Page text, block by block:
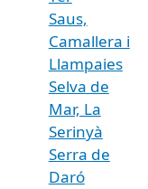
Saus,
Camallera i
Llampaies
Selva de
Mar, La
Serinyà
Serra de
Daró